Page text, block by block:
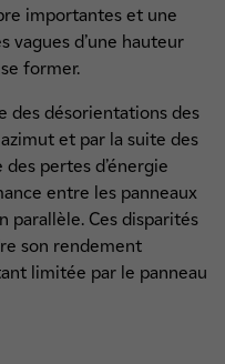
importantes et une
vagues d’une hauteur
former.
des désorientations des
et par la suite des
pertes d’énergie
entre les panneaux
parallèle. Ces disparités
son rendement
limitée par le panneau